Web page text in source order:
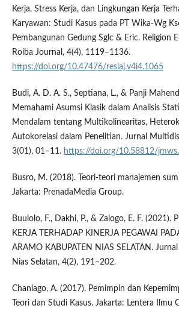
Kerja, Stress Kerja, dan Lingkungan Kerja
Karyawan: Studi Kasus pada PT Wika-Wg
Pembangunan Gedung Sglc & Eric. Religion
Roiba Journal, 4(4), 1119–1136.
https://doi.org/10.47476/reslaj.v4i4.1065
Budi, A. D. A. S., Septiana, L., & Panji
Memahami Asumsi Klasik dalam Analisis
Mendalam tentang Multikolinearitas,
Autokorelasi dalam Penelitian. Jurnal
3(01), 01–11. https://doi.org/10.58812/
Busro, M. (2018). Teori-teori manajemen
Jakarta: PrenadaMedia Group.
Buulolo, F., Dakhi, P., & Zalogo, E. F. (2021).
KERJA TERHADAP KINERJA PEGAWAI
ARAMO KABUPATEN NIAS SELATAN.
Nias Selatan, 4(2), 191–202.
Chaniago, A. (2017). Pemimpin dan
Teori dan Studi Kasus. Jakarta: Lentera Ilmu